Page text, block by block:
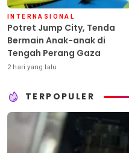
INTERNASIONAL
Potret Jump City, Tenda
Bermain Anak-anak di
Tengah Perang Gaza
2 hari yang lalu
TERPOPULER